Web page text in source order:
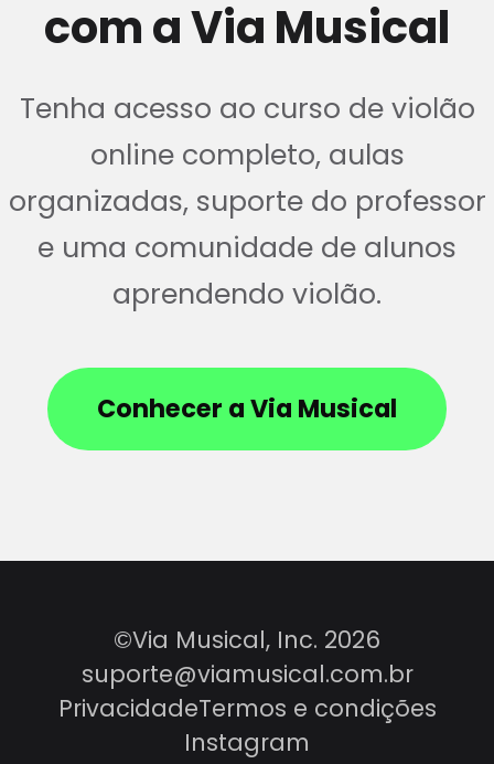
com a Via Musical
Tenha acesso ao curso de violão
online completo, aulas
organizadas, suporte do professor
e uma comunidade de alunos
aprendendo violão.
Conhecer a Via Musical
©Via Musical, Inc. 2026
suporte@viamusical.com.br
PrivacidadeTermos e condições
Instagram